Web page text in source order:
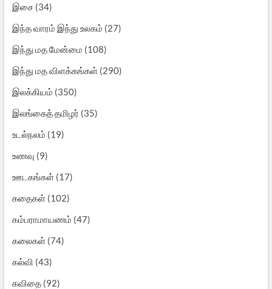
இசை(34)
இந்த வாரம் இந்து உலகம் (27)
இந்து மத மேன்மை (108)
இந்து மத விளக்கங்கள்(290)
இலக்கியம் (350)
இலங்கைத் தமிழர் (35)
உடல்நலம் (19)
உணவு (9)
ஊடகங்கள்(17)
கதைகள்(102)
கம்பராமாயணம் (47)
கலைகள்(74)
கல்வி (43)
கவிதை(92)